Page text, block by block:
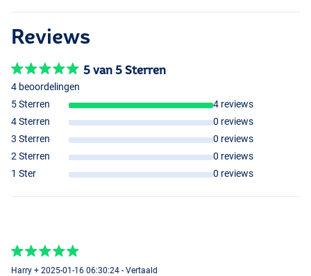
Reviews
5 van 5 Sterren
4 beoordelingen
5 Sterren
4 reviews
4 Sterren
0 reviews
3 Sterren
0 reviews
2 Sterren
0 reviews
1 Ster
0 reviews
Harry + 2025-01-16 06:30:24 - Vertaald